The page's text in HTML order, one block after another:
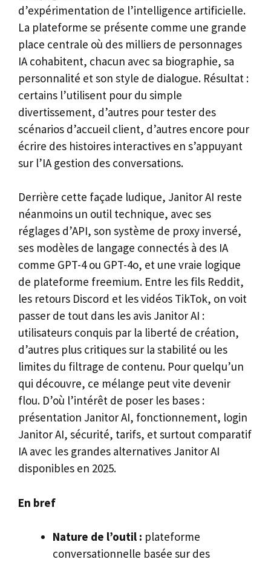
d’expérimentation de l’intelligence artificielle.
La plateforme se présente comme une grande
place centrale où des milliers de personnages
IA cohabitent, chacun avec sa biographie, sa
personnalité et son style de dialogue. Résultat :
certains l’utilisent pour du simple
divertissement, d’autres pour tester des
scénarios d’accueil client, d’autres encore pour
écrire des histoires interactives en s’appuyant
sur l’IA gestion des conversations.
Derrière cette façade ludique, Janitor AI reste
néanmoins un outil technique, avec ses
réglages d’API, son système de proxy inversé,
ses modèles de langage connectés à des IA
comme GPT-4 ou GPT-4o, et une vraie logique
de plateforme freemium. Entre les fils Reddit,
les retours Discord et les vidéos TikTok, on voit
passer de tout dans les avis Janitor AI :
utilisateurs conquis par la liberté de création,
d’autres plus critiques sur la stabilité ou les
limites du filtrage de contenu. Pour quelqu’un
qui découvre, ce mélange peut vite devenir
flou. D’où l’intérêt de poser les bases :
présentation Janitor AI, fonctionnement, login
Janitor AI, sécurité, tarifs, et surtout comparatif
IA avec les grandes alternatives Janitor AI
disponibles en 2025.
En bref
Nature de l’outil : plateforme
conversationnelle basée sur des